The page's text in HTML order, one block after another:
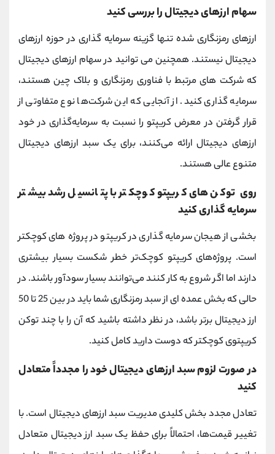
سهام ارزهای دیجیتال را بررسی کنید
ارزهای رمزنگاری شده تنها گزینه سرمایه گذاری در حوزه ارزهای
دیجیتال نیستند. همچنین می توانید در سهام ارزهای دیجیتال
که شرکت های مرتبط با فناوری رمزنگاری و بلاک چین هستند،
سرمایه گذاری کنید. از آنجایی که این شرکت‌ها نوع متفاوتی از
قرار گرفتن در معرض کریپتو را نسبت به سرمایه‌گذاری در خود
ارزهای دیجیتال ارائه می‌کنند، برای یک سبد ارزهای دیجیتال
متنوع عالی هستند.
روی توکن های کریپتو کوچکتر با پتانسیل رشد بیشتر
سرمایه گذاری کنید
بخشی از هیجان سرمایه گذاری در کریپتو در پروژه های کوچکتر
است. پروژه‌های کریپتو کوچک‌تر خطر شکست بسیار بیشتری
دارند اما اگر شروع به کار کنند می‌توانند بسیار سودآور باشند. در
حالی که بخش عمده ای از سبد رمزنگاری شما باید در بین 25 تا 50
ارز دیجیتال برتر باشد، در نظر داشته باشید که آن را با چند توکن
کریپتوی کوچکتر که دوست دارید کامل کنید.
در صورت لزوم سبد ارزهای دیجیتال خود را مجدداً متعادل
کنید
تعادل مجدد بخش کلیدی مدیریت سبد ارزهای دیجیتال است. با
تغییر قیمت‌ها، احتمالاً برای حفظ یک سبد ارز دیجیتال متعادل